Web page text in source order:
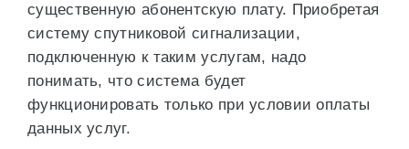
существенную абонентскую плату. Приобретая
систему спутниковой сигнализации,
подключенную к таким услугам, надо
понимать, что система будет
функционировать только при условии оплаты
данных услуг.